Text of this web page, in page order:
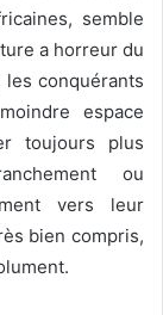
semble
a horreur du
conquérants
espace
toujours plus
ou
vers leur
bien compris,